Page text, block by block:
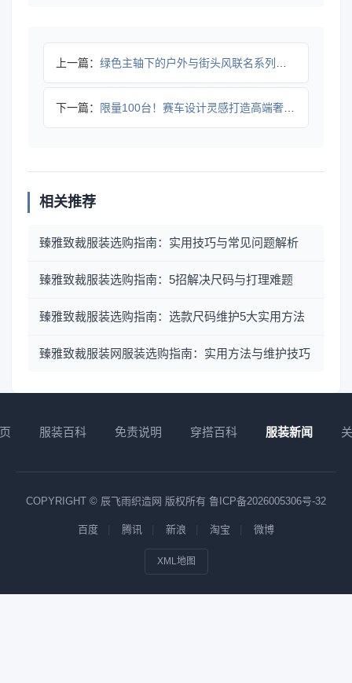
上一篇： 绿色主轴下的户外与街头风联名系列亮相
下一篇： 限量100台！赛车设计灵感打造高端奢华桌上足球台
相关推荐
臻雅致裁服装选购指南：实用技巧与常见问题解析
臻雅致裁服装选购指南：5招解决尺码与打理难题
臻雅致裁服装选购指南：选款尺码维护5大实用方法
臻雅致裁服装网服装选购指南：实用方法与维护技巧
服装百科 免责说明 穿搭百科 服装新闻
COPYRIGHT © 辰飞雨织造网 版权所有 鲁ICP备2026005306号-32
百度 腾讯 新浪 淘宝 微博
XML地图